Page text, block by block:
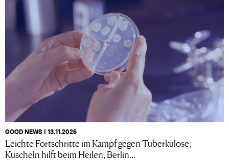
GOOD NEWS I 13.11.2025
Leichte Fortschritte im Kampf gegen Tuberkulose,
Kuscheln hilft beim Heilen, Berlin...